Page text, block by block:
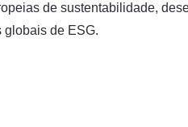
de sustentabilidade,
globais de ESG.